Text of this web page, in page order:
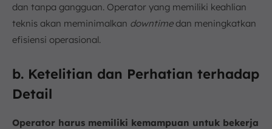
dan tanpa gangguan. Operator yang memiliki keahlian
teknis akan meminimalkan downtimedan meningkatkan
efisiensi operasional.
b. Ketelitian dan Perhatian terhadap
Detail
Operator harus memiliki kemampuan untuk bekerja